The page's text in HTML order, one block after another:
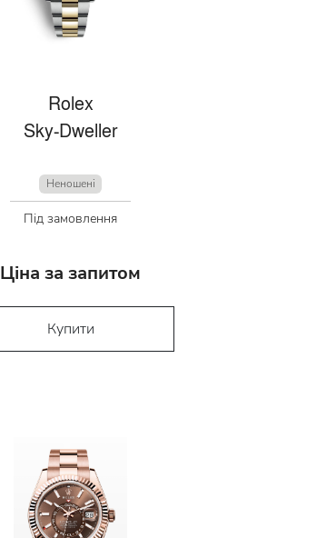
Rolex
Sky-Dweller
Неношені
Під замовлення
Ціна за запитом
Купити